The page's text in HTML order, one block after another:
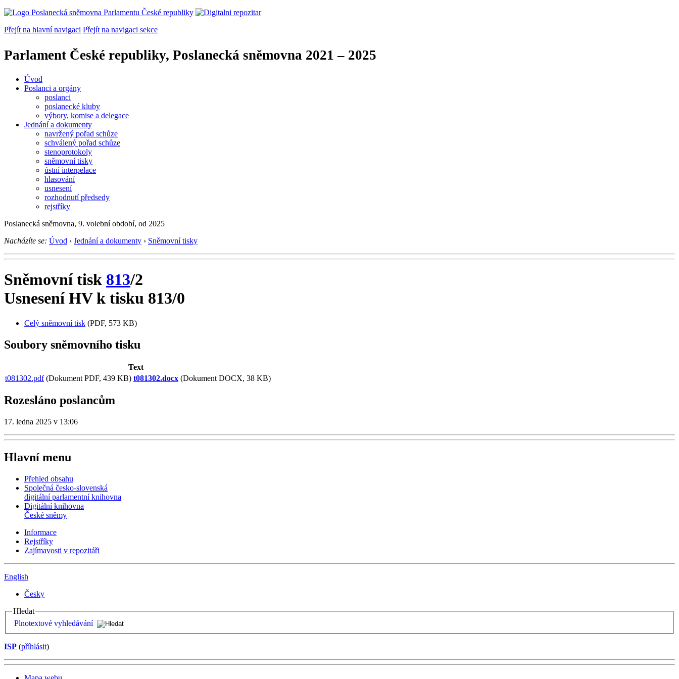
Přejít na hlavní navigaci Přejít na navigaci sekce
Parlament České republiky, Poslanecká sněmovna 2021 – 2025
Úvod
Poslanci a orgány
poslanci
poslanecké kluby
výbory, komise a delegace
Jednání a dokumenty
navržený pořad schůze
schválený pořad schůze
stenoprotokoly
sněmovní tisky
ústní interpelace
hlasování
usnesení
rozhodnutí předsedy
rejstříky
Poslanecká sněmovna, 9. volební období, od 2025
Nacházíte se: Úvod › Jednání a dokumenty › Sněmovní tisky
Sněmovní tisk 813/2
Usnesení HV k tisku 813/0
Celý sněmovní tisk (PDF, 573 KB)
Soubory sněmovního tisku
Text
t081302.pdf(Dokument PDF, 439 KB) t081302.docx (Dokument DOCX, 38 KB)
Rozesláno poslancům
17. ledna 2025 v 13:06
Hlavní menu
Přehled obsahu
Společná česko-slovenská
digitální parlamentní knihovna
Digitální knihovna
České sněmy
Informace
Rejstříky
Zajímavosti v repozitáři
English
Česky
Hledat
Plnotextové vyhledávání
ISP (příhlásit)